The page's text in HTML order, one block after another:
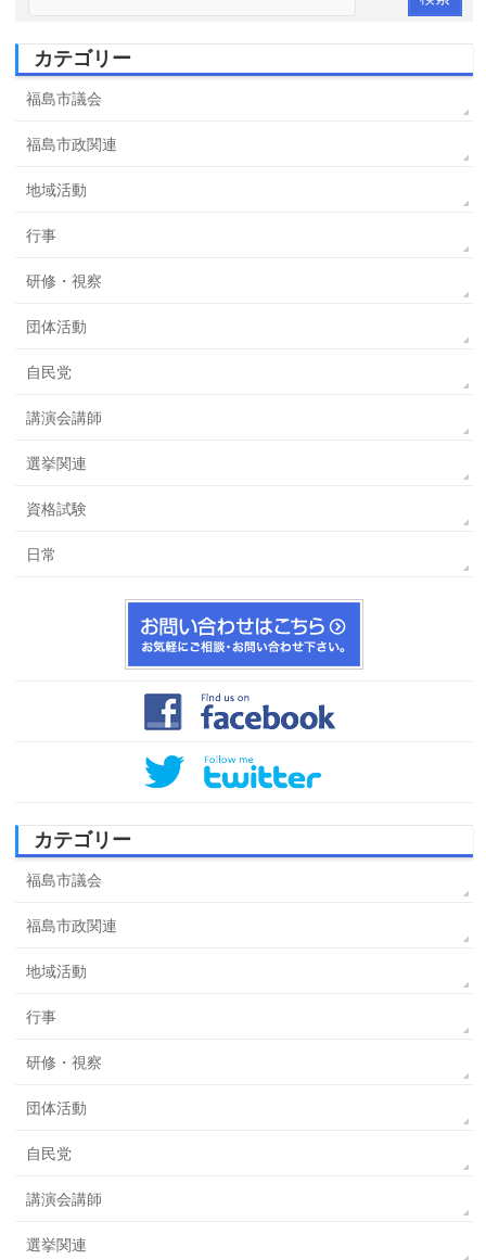
カテゴリー
福島市議会
福島市政関連
地域活動
行事
研修・視察
団体活動
自民党
講演会講師
選挙関連
資格試験
日常
カテゴリー
福島市議会
福島市政関連
地域活動
行事
研修・視察
団体活動
自民党
講演会講師
選挙関連